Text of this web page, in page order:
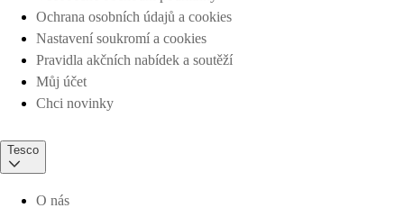
Ochrana osobních údajů a cookies
Nastavení soukromí a cookies
Pravidla akčních nabídek a soutěží
Můj účet
Chci novinky
Tesco
O nás